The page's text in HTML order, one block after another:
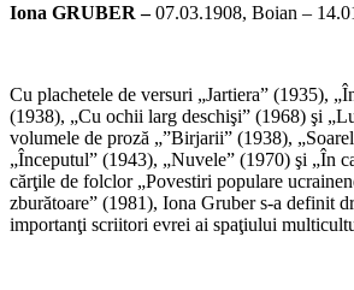
Iona GRUBER –07.03.1908, Boian –
Cu plachetele de versuri „Jartiera” (1935),
(1938), „Cu ochii larg deschişi” (1968) şi
volumele de proză „”Birjarii” (1938),
„Începutul” (1943), „Nuvele” (1970) şi „În
cărţile de folclor „Povestiri populare
zburătoare” (1981), Iona Gruber s-a definit
importanţi scriitori evrei ai spaţiului